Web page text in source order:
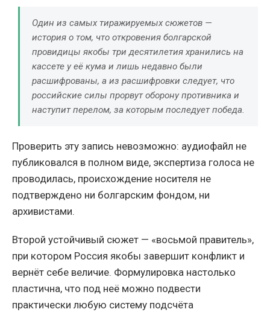
Один из самых тиражируемых сюжетов —
история о том, что откровения болгарской
провидицы якобы три десятилетия хранились на
кассете у её кума и лишь недавно были
расшифрованы, а из расшифровки следует, что
российские силы прорвут оборону противника и
наступит перелом, за которым последует победа.
Проверить эту запись невозможно: аудиофайл не
публиковался в полном виде, экспертиза голоса не
проводилась, происхождение носителя не
подтверждено ни болгарским фондом, ни
архивистами.
Второй устойчивый сюжет — «восьмой правитель»,
при котором Россия якобы завершит конфликт и
вернёт себе величие. Формулировка настолько
пластична, что под неё можно подвести
практически любую систему подсчёта